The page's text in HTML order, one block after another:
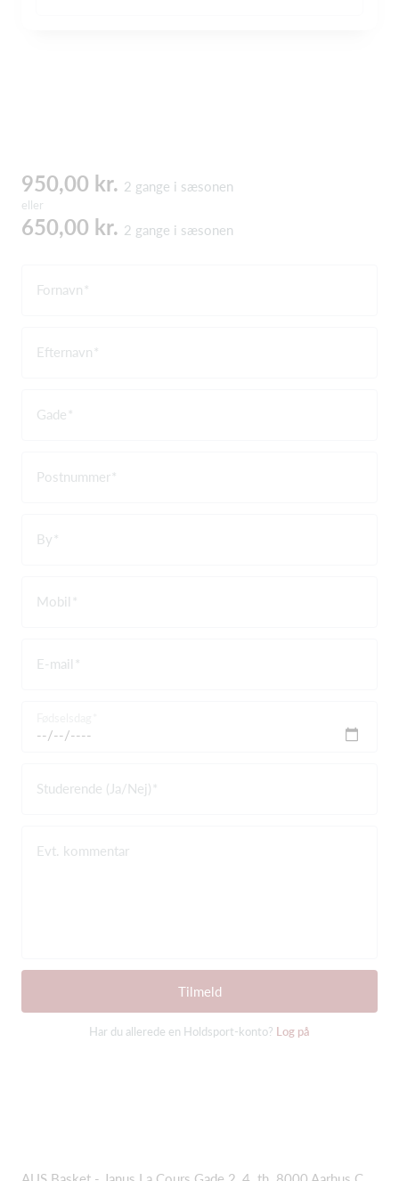
950,00 kr. 2 gange i sæsonen
eller
650,00 kr. 2 gange i sæsonen
Fornavn
Efternavn
Gade
Postnummer
By
Mobil
E-mail
Studerende (Ja/Nej)
Evt. kommentar
Tilmeld
Har du allerede en Holdsport-konto? Log på